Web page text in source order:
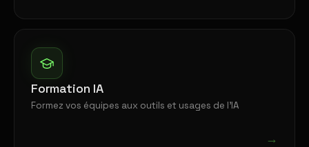
Formation IA
Formez vos équipes aux outils et usages de l'IA
→